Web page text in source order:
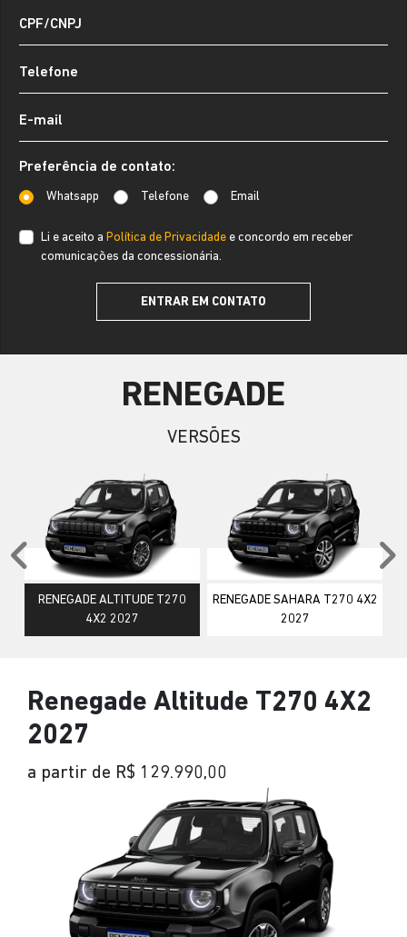
Preferência de contato:
Whatsapp Telefone Email
Li e aceito a Política de Privacidade e concordo em receber
comunicações da concessionária.
ENTRAR EM CONTATO
RENEGADE
VERSÕES
RENEGADE ALTITUDE T270
4X2 2027
RENEGADE SAHARA T270 4X2
2027
Anterior
Renegade Altitude T270 4X2
2027
a partir de R$ 129.990,00